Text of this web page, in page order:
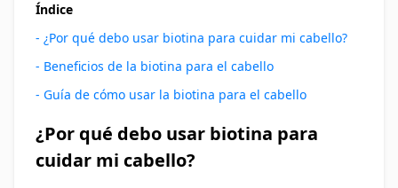
Índice
- ¿Por qué debo usar biotina para cuidar mi cabello?
- Beneficios de la biotina para el cabello
- Guía de cómo usar la biotina para el cabello
¿Por qué debo usar biotina para
cuidar mi cabello?